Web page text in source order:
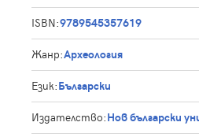
ISBN:9789545357619
Жанр:Археология
Език:Български
Издателство:Нов български